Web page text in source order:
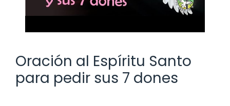
Oración al Espíritu Santo
para pedir sus 7 dones